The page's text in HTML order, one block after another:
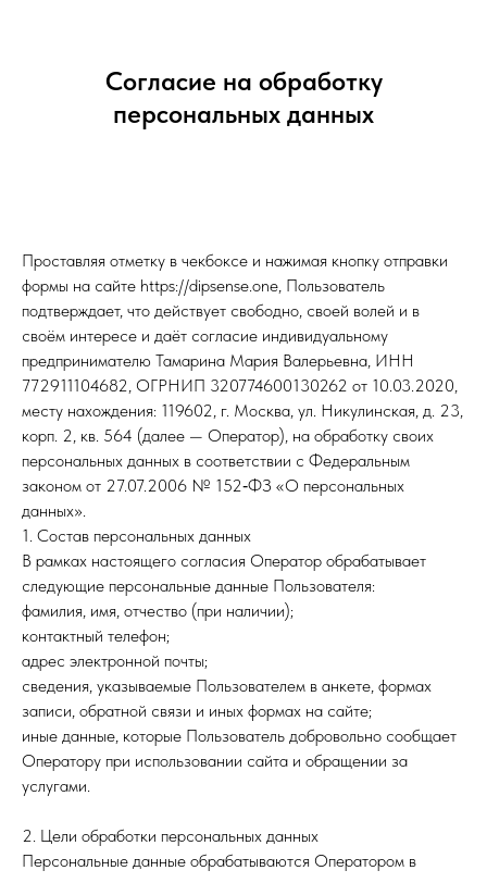
Согласие на обработку
персональных данных
Проставляя отметку в чекбоксе и нажимая кнопку отправки
формы на сайте https://dipsense.one, Пользователь
подтверждает, что действует свободно, своей волей и в
своём интересе и даёт согласие индивидуальному
предпринимателю Тамарина Мария Валерьевна, ИНН
772911104682, ОГРНИП 320774600130262 от 10.03.2020,
месту нахождения: 119602, г. Москва, ул. Никулинская, д. 23,
корп. 2, кв. 564 (далее — Оператор), на обработку своих
персональных данных в соответствии с Федеральным
законом от 27.07.2006 № 152‑ФЗ «О персональных
данных».
1. Состав персональных данных
В рамках настоящего согласия Оператор обрабатывает
следующие персональные данные Пользователя:
фамилия, имя, отчество (при наличии);
контактный телефон;
адрес электронной почты;
сведения, указываемые Пользователем в анкете, формах
записи, обратной связи и иных формах на сайте;
иные данные, которые Пользователь добровольно сообщает
Оператору при использовании сайта и обращении за
услугами.
2. Цели обработки персональных данных
Персональные данные обрабатываются Оператором в